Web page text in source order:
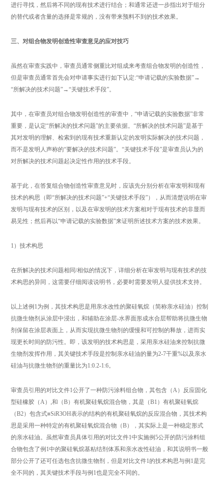
进行寻找，然后将不同的现有技术进行结合；和通常还进一步指出对于组分
的替代或者含量的选择是常规的，没有带来预料不到的技术效果。
三、对组合物发明创造性审查意见的应对技巧
虽然在审查实践中，审查员通常侧重比对组成来考查组合物发明的创造性，
但是审查员通常首先会对申请事实进行如下认定:“申请记载的实验数据”→
“所解决的技术问题”→“关键技术手段”。
其中，在审查员对组合物发明创造性的审查中，“申请记载的实验数据”非常
重要，是认定“所解决的技术问题”的主要依据。“所解决的技术问题”是基于
其对发明的理解、检索到的现有技术重新认定的发明实际解决的技术问题，
而不是发明人声称的“要解决的技术问题”。“关键技术手段”是审查员认为的
对所解决的技术问题起决定性作用的技术手段。
基于此，在答复组合物创造性审查意见时，应该先分别分析在审发明和现有
技术的构思（即“所解决的技术问题”+“关键技术手段”），从而清楚说明在审
发明与现有技术的区别，以及在审发明的技术方案相对于现有技术的非显而
易见性；然后再以“申请记载的实验数据”来证明所述技术方案的技术效果。
1）技术构思
在所解决的技术问题相同/相似的情况下，详细分析在审发明与现有技术的技
术构思的异同，这需要仔细阅读说明书，必要时需要发明人提供技术支持。
以上述例1为例，其技术构思是用亲水改性的聚硅氧烷（简称亲水硅油）控制
抗微生物剂从涂层中浸出，和辅助在涂层-水界面形成水合层帮助将抗微生物
剂保留在涂层表面上，从而实现抗微生物剂的缓慢和可控制的释放，进而实
现更长时间的防污性。即，该发明的技术构思是，采用亲水硅油来控制抗微
生物剂发挥作用，其关键技术手段是控制亲水硅油的量为2-7干重%以及亲水
硅油与抗微生物剂的重量比为1:0.2-1:6。
审查员引用的对比文件1公开了一种防污涂料组合物，其包含（A）反应固化
型硅橡胶（A）,和（B）有机聚硅氧烷混合物，其是（B1）有机聚硅氧烷
（B2）包含式≡SiR3OH表示的结构的有机聚硅氧烷的反应混合物，其技术构
思是采用一种特定的有机聚硅氧烷混合物（B），其实际上是一种稳定形式
的亲水硅油。虽然审查员具体引用的对比文件1中实施例5公开的防污涂料组
合物包含了例1中的聚硅氧烷基粘结剂体系和亲水改性硅油，和其说明书一般
部分公开了还可任选包含抗微生物剂，但是对比文件1的技术构思与例1是完
全不同的，其关键技术手段与例1也是完全不同的。